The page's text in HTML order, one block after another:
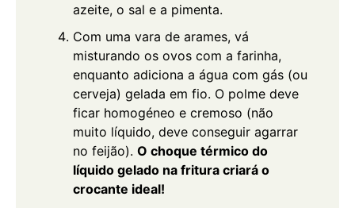
azeite, o sal e a pimenta.
Com uma vara de arames, vá
misturando os ovos com a farinha,
enquanto adiciona a água com gás (ou
cerveja) gelada em fio. O polme deve
ficar homogéneo e cremoso (não
muito líquido, deve conseguir agarrar
no feijão). O choque térmico do
líquido gelado na fritura criará o
crocante ideal!